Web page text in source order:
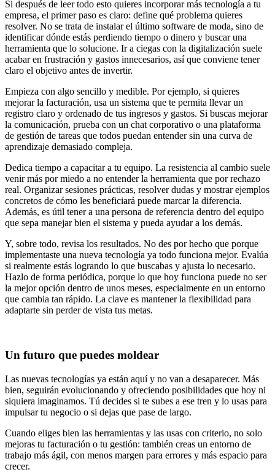
Si después de leer todo esto quieres incorporar más tecnología a tu
empresa, el primer paso es claro: define qué problema quieres
resolver. No se trata de instalar el último software de moda, sino de
identificar dónde estás perdiendo tiempo o dinero y buscar una
herramienta que lo solucione. Ir a ciegas con la digitalización suele
acabar en frustración y gastos innecesarios, así que conviene tener
claro el objetivo antes de invertir.
Empieza con algo sencillo y medible. Por ejemplo, si quieres
mejorar la facturación, usa un sistema que te permita llevar un
registro claro y ordenado de tus ingresos y gastos. Si buscas mejorar
la comunicación, prueba con un chat corporativo o una plataforma
de gestión de tareas que todos puedan entender sin una curva de
aprendizaje demasiado compleja.
Dedica tiempo a capacitar a tu equipo. La resistencia al cambio suele
venir más por miedo a no entender la herramienta que por rechazo
real. Organizar sesiones prácticas, resolver dudas y mostrar ejemplos
concretos de cómo les beneficiará puede marcar la diferencia.
Además, es útil tener a una persona de referencia dentro del equipo
que sepa manejar bien el sistema y pueda ayudar a los demás.
Y, sobre todo, revisa los resultados. No des por hecho que porque
implementaste una nueva tecnología ya todo funciona mejor. Evalúa
si realmente estás logrando lo que buscabas y ajusta lo necesario.
Hazlo de forma periódica, porque lo que hoy funciona puede no ser
la mejor opción dentro de unos meses, especialmente en un entorno
que cambia tan rápido. La clave es mantener la flexibilidad para
adaptarte sin perder de vista tus metas.
Un futuro que puedes moldear
Las nuevas tecnologías ya están aquí y no van a desaparecer. Más
bien, seguirán evolucionando y ofreciendo posibilidades que hoy ni
siquiera imaginamos. Tú decides si te subes a ese tren y lo usas para
impulsar tu negocio o si dejas que pase de largo.
Cuando eliges bien las herramientas y las usas con criterio, no solo
mejoras tu facturación o tu gestión: también creas un entorno de
trabajo más ágil, con menos margen para errores y más espacio para
crecer.